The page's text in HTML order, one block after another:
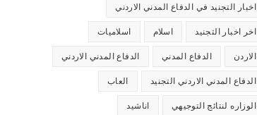
اخبار التجنيد في الدفاع المدني الاردني
اخر اخبار التجنيد اسلام اسلاميات
الاردن الدفاع المدني الدفاع المدني الاردني
الدفاع المدني الاردني التجنيد العاب
الوزاره لنتائج التوجيهي اناشيد